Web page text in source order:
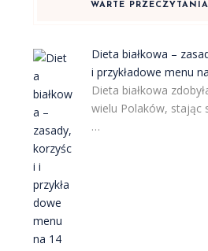
WARTE PRZECZYTANIA
Dieta białkowa –
i przykładowe menu
Dieta białkowa
wielu Polaków, stając
…